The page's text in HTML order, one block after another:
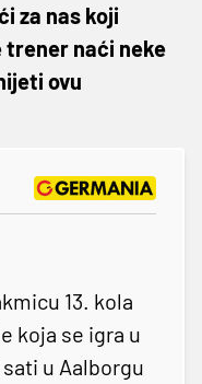
za nas koji
trener naći neke
ovu
13. kola
koja se igra u
u Aalborgu